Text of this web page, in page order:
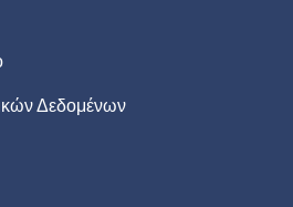
Δεδομένων